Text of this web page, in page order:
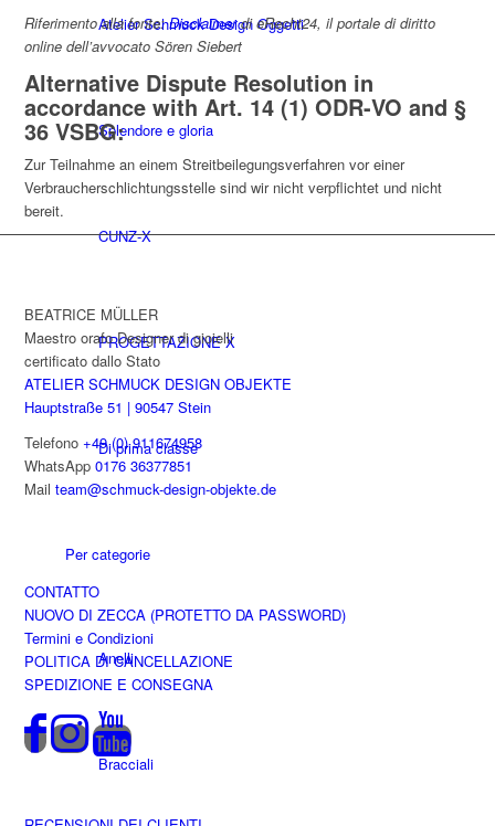
Atelier Schmuck Design Oggetti
Splendore e gloria
CUNZ-X
PROGETTAZIONE X
Di prima classe
Per categorie
Anelli
Bracciali
Riferimento alla fonte:Disclaimerdi eRecht24, il portale di diritto
online dell’avvocato Sören Siebert
Alternative Dispute Resolution in
accordance with Art. 14 (1) ODR-VO and §
36 VSBG:
Zur Teilnahme an einem Streitbeilegungsverfahren vor einer
Verbraucherschlichtungsstelle sind wir nicht verpflichtet und nicht
bereit.
BEATRICE MÜLLER
Maestro orafo Designer di gioielli
certificato dallo Stato
ATELIER SCHMUCK DESIGN OBJEKTE
Hauptstraße 51 | 90547 Stein
Telefono+49 (0) 911674958
WhatsApp0176 36377851
Mailteam@schmuck-design-objekte.de
CONTATTO
NUOVO DI ZECCA (PROTETTO DA PASSWORD)
Termini e Condizioni
POLITICA DI CANCELLAZIONE
SPEDIZIONE E CONSEGNA